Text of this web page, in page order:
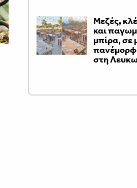
Μεζές,
και
μπίρα, σε
στη